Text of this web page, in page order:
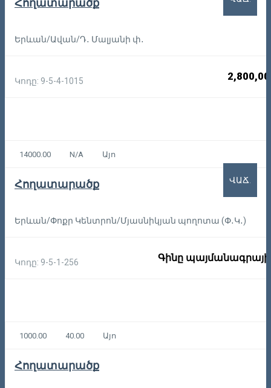
Հողատարածք
Երևան/Ավան/Դ․ Մալյանի փ․
Կոդը: 9-5-4-1015
14000.00 N/A Այո
Հողատարածք
Երևան/Փոքր Կենտրոն/Մյասնիկյան պողոտա (Փ․Կ․)
Կոդը: 9-5-1-256 Գինը
ՎԱՃ.
1000.00 40.00 Այո
Հողատարածք